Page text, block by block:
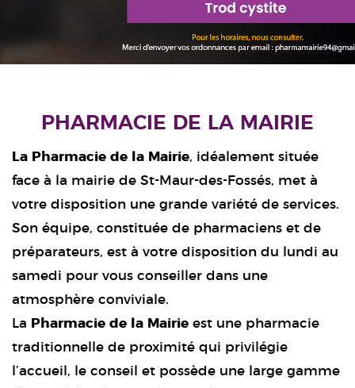
PHARMACIE DE LA MAIRIE
La Pharmacie de la Mairie, idéalement située
face à la mairie de St-Maur-des-Fossés, met à
votre disposition une grande variété de services.
Son équipe, constituée de pharmaciens et de
préparateurs, est à votre disposition du lundi au
samedi pour vous conseiller dans une
atmosphère conviviale.
La
Pharmacie de la Mairie est une pharmacie
traditionnelle de proximité qui privilégie
l’accueil, le conseil et possède une large gamme